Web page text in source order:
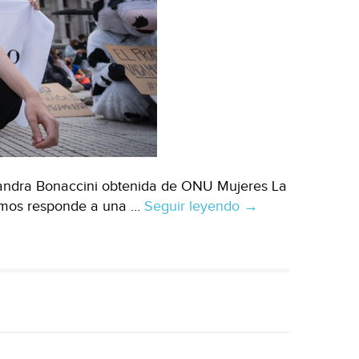
Bonaccini obtenida de ONU Mujeres La
responde a una … Seguir leyendo Mundo
→